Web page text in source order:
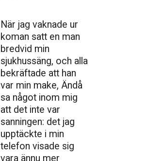
När jag vaknade ur
koman satt en man
bredvid min
sjukhussäng, och alla
bekräftade att han
var min make, Ändå
sa något inom mig
att det inte var
sanningen: det jag
upptäckte i min
telefon visade sig
vara ännu mer